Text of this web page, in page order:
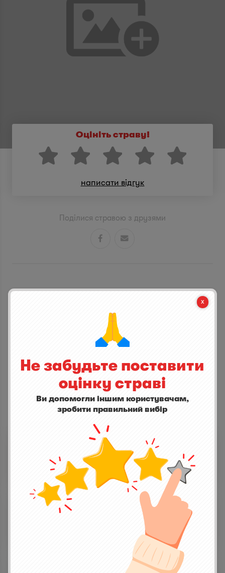
Оцініть страву!
написати відгук
Поділися стравою з друзями
 
СТАНЬ ПЕРШИМ ХТО ДОДАСТЬ ВІДГУК
написати відгук
0,0
(0)
Karavan, Кловский спуск, 100.9 км
₴ 89,00
1
Грибы портобелло гриль
Karavan, Кловский спуск, 10
0.9 км
Картофель фри
Не забудьте поставити
оцінку страві
Ви допомогли іншим користувачам,
зробити правильний вибір